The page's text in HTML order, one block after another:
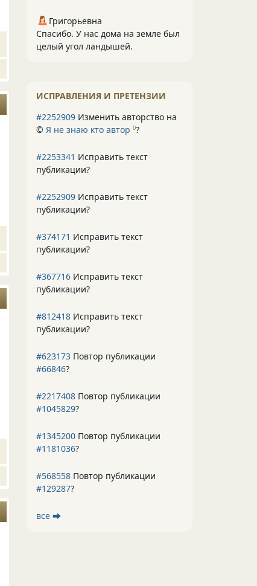
Григорьевна
Спасибо. У нас дома на земле был
целый угол ландышей.
ИСПРАВЛЕНИЯ И ПРЕТЕНЗИИ
#2252909 Изменить авторство на
© Я не знаю кто автор 0?
#2253341 Исправить текст
публикации?
#2252909 Исправить текст
публикации?
#374171 Исправить текст
публикации?
#367716 Исправить текст
публикации?
#812418 Исправить текст
публикации?
#623173 Повтор публикации
#66846?
#2217408 Повтор публикации
#1045829?
#1345200 Повтор публикации
#1181036?
#568558 Повтор публикации
#129287?
все ⮕